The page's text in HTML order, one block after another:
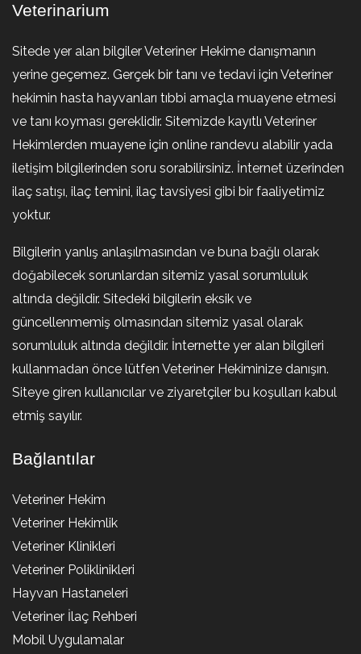
Veterinarium
Sitede yer alan bilgiler Veteriner Hekime danışmanın
yerine geçemez. Gerçek bir tanı ve tedavi için Veteriner
hekimin hasta hayvanları tıbbi amaçla muayene etmesi
ve tanı koyması gereklidir. Sitemizde kayıtlı Veteriner
Hekimlerden muayene için online randevu alabilir yada
iletişim bilgilerinden soru sorabilirsiniz. İnternet üzerinden
ilaç satışı, ilaç temini, ilaç tavsiyesi gibi bir faaliyetimiz
yoktur.
Bilgilerin yanlış anlaşılmasından ve buna bağlı olarak
doğabilecek sorunlardan sitemiz yasal sorumluluk
altında değildir. Sitedeki bilgilerin eksik ve
güncellenmemiş olmasından sitemiz yasal olarak
sorumluluk altında değildir. İnternette yer alan bilgileri
kullanmadan önce lütfen Veteriner Hekiminize danışın.
Siteye giren kullanıcılar ve ziyaretçiler bu koşulları kabul
etmiş sayılır.
Bağlantılar
Veteriner Hekim
Veteriner Hekimlik
Veteriner Klinikleri
Veteriner Poliklinikleri
Hayvan Hastaneleri
Veteriner İlaç Rehberi
Mobil Uygulamalar